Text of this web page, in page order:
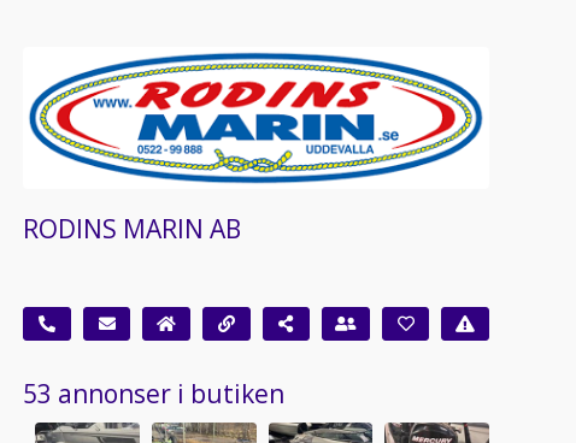
RODINS MARIN AB
53 annonser i butiken